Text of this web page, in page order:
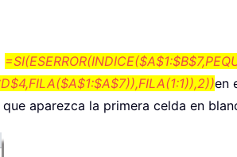
en
aparezca la primera celda en